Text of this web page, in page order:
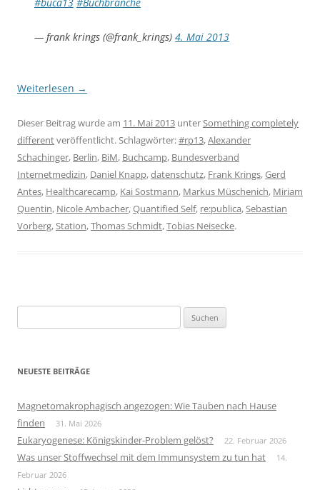
#buca13 #Buchbranche
— frank krings (@frank_krings) 4. Mai 2013
Weiterlesen →
Dieser Beitrag wurde am 11. Mai 2013 unterSomething completely
differentveröffentlicht. Schlagwörter:#rp13,Alexander
Schachinger, Berlin, BiM, Buchcamp, Bundesverband
Internetmedizin, Daniel Knapp,datenschutz, Frank Krings,Gerd
Antes, Healthcarecamp, Kai Sostmann, Markus Müschenich, Miriam
Quentin, Nicole Ambacher,Quantified Self, re:publica,Sebastian
Vorberg,Station,Thomas Schmidt,Tobias Neisecke.
nach:
NEUESTE BEITRÄGE
Magnetomakrophagisch angezogen: Wie Tauben nach Hause
finden
31. Mai 2026
Eukaryogenese: Königskinder-Problem gelöst? 22. Februar 2026
Was unser Stoffwechsel mit dem Immunsystem zu tun hat
14.
Februar 2026